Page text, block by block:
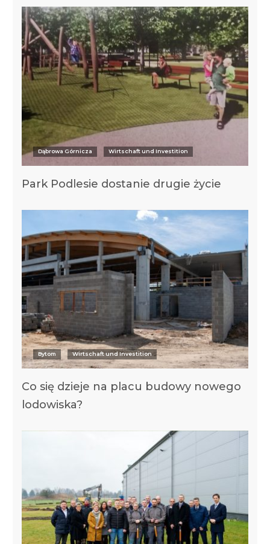
Dąbrowa Górnicza Wirtschaft und Investition
Park Podlesie dostanie drugie życie
Bytom Wirtschaft und Investition
Co się dzieje na placu budowy nowego
lodowiska?